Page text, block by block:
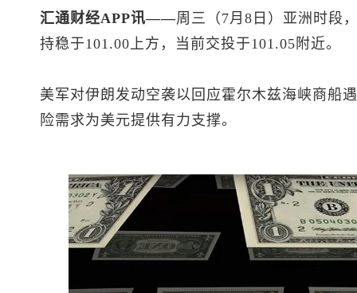
汇通财经APP讯——周三（7月8日）亚洲时段
持稳于101.00上方，当前交投于101.05附近。
美军对伊朗发动空袭以回应霍尔木兹海峡商船
险需求为美元提供有力支撑。